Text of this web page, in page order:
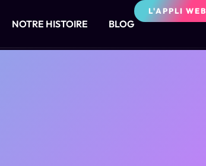
NOTRE HISTOIRE BLOG
L'APPLI WEB